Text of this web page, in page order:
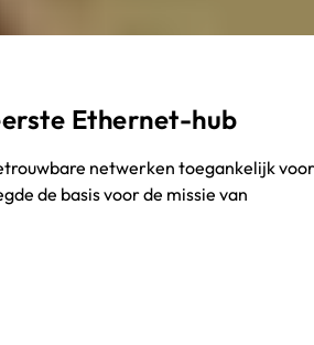
Ethernet-hub
netwerken toegankelijk voor
de basis voor de missie van